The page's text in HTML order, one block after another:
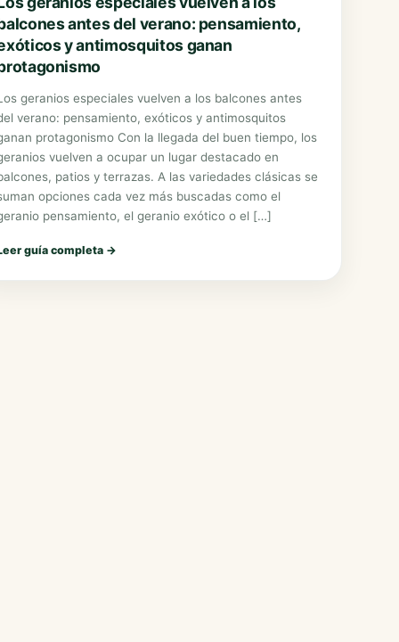
antes del verano: pensamiento,
y antimosquitos ganan
geranios especiales vuelven a los balcones antes
verano: pensamiento, exóticos y antimosquitos
protagonismo Con la llegada del buen tiempo, los
vuelven a ocupar un lugar destacado en
patios y terrazas. A las variedades clásicas se
opciones cada vez más buscadas como el
pensamiento, el geranio exótico o el […]
guía completa →